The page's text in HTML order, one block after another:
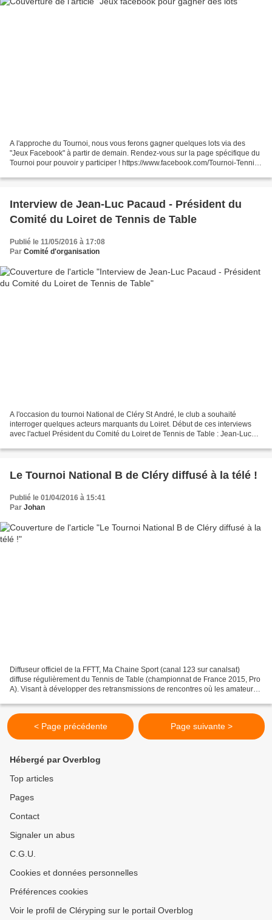
A l'approche du Tournoi, nous vous ferons gagner quelques lots via des
"Jeux Facebook" à partir de demain. Rendez-vous sur la page spécifique du
Tournoi pour pouvoir y participer ! https://www.facebook.com/Tournoi-Tennis-
Interview de Jean-Luc Pacaud - Président du
Comité du Loiret de Tennis de Table
Publié le 11/05/2016 à 17:08
Par Comité d'organisation
A l'occasion du tournoi National de Cléry St André, le club a souhaité
interroger quelques acteurs marquants du Loiret. Début de ces interviews
avec l'actuel Président du Comité du Loiret de Tennis de Table : Jean-Luc
Le Tournoi National B de Cléry diffusé à la télé !
Publié le 01/04/2016 à 15:41
Par Johan
Diffuseur officiel de la FFTT, Ma Chaine Sport (canal 123 sur canalsat)
diffuse régulièrement du Tennis de Table (championnat de France 2015, Pro
A). Visant à développer des retransmissions de rencontres où les amateurs
< Page précédente Page suivante >
Hébergé par Overblog
Top articles
Pages
Contact
Signaler un abus
C.G.U.
Cookies et données personnelles
Préférences cookies
Voir le profil de Cléryping sur le portail Overblog